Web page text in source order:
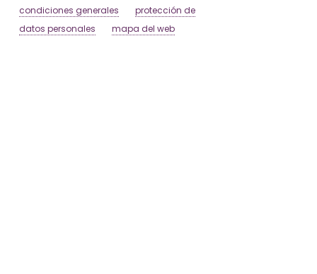
condiciones generales
protección de
datos personales
mapa del web